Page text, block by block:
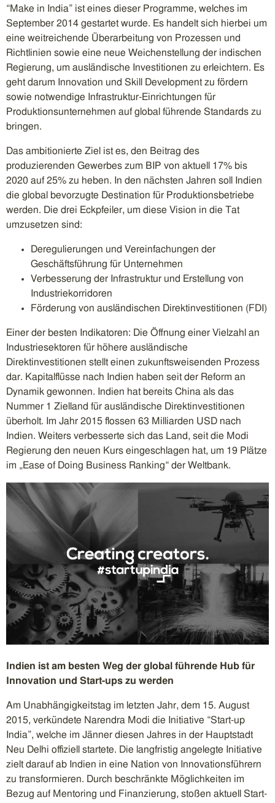
“Make in India” ist eines dieser Programme, welches im
September 2014 gestartet wurde. Es handelt sich hierbei um
eine weitreichende Überarbeitung von Prozessen und
Richtlinien sowie eine neue Weichenstellung der indischen
Regierung, um ausländische Investitionen zu erleichtern. Es
geht darum Innovation und Skill Development zu fördern
sowie notwendige Infrastruktur-Einrichtungen für
Produktionsunternehmen auf global führende Standards zu
bringen.
Das ambitionierte Ziel ist es, den Beitrag des
produzierenden Gewerbes zum BIP von aktuell 17% bis
2020 auf 25% zu heben. In den nächsten Jahren soll Indien
die global bevorzugte Destination für Produktionsbetriebe
werden. Die drei Eckpfeiler, um diese Vision in die Tat
umzusetzen sind:
Deregulierungen und Vereinfachungen der
Geschäftsführung für Unternehmen
Verbesserung der Infrastruktur und Erstellung von
Industriekorridoren
Förderung von ausländischen Direktinvestitionen (FDI)
Einer der besten Indikatoren: Die Öffnung einer Vielzahl an
Industriesektoren für höhere ausländische
Direktinvestitionen stellt einen zukunftsweisenden Prozess
dar. Kapitalflüsse nach Indien haben seit der Reform an
Dynamik gewonnen. Indien hat bereits China als das
Nummer 1 Zielland für ausländische Direktinvestitionen
überholt. Im Jahr 2015 flossen 63 Milliarden USD nach
Indien. Weiters verbesserte sich das Land, seit die Modi
Regierung den neuen Kurs eingeschlagen hat, um 19 Plätze
im „Ease of Doing Business Ranking“ der Weltbank.
Indien ist am besten Weg der global führende Hub für
Innovation und Start-ups zu werden
Am Unabhängigkeitstag im letzten Jahr, dem 15. August
2015, verkündete Narendra Modi die Initiative “Start-up
India”, welche im Jänner diesen Jahres in der Hauptstadt
Neu Delhi offiziell startete. Die langfristig angelegte Initiative
zielt darauf ab Indien in eine Nation von Innovationsführern
zu transformieren. Durch beschränkte Möglichkeiten im
Bezug auf Mentoring und Finanzierung, stoßen aktuell Start-